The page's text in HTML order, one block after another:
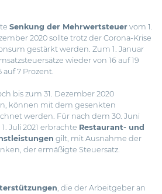
Senkung der Mehrwertsteuer vom 1.
2020 sollte trotz der Corona-Krise
gestärkt werden. Zum 1. Januar
wieder von 16 auf 19
auf 7 Prozent.
bis zum 31. Dezember 2020
können mit dem gesenkten
werden. Für nach dem 30. Juni
Juli 2021 erbrachte Restaurant- und
gilt, mit Ausnahme der
der ermäßigte Steuersatz.
, die der Arbeitgeber an